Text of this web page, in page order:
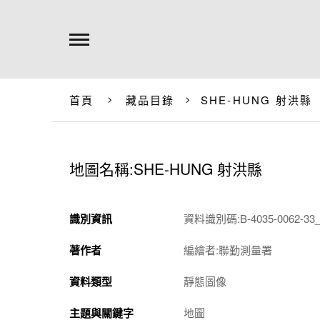
首頁 藏品目錄 SHE-HUNG 射洪縣
地圖名稱:SHE-HUNG 射洪縣
識別資訊 資料識別碼:B-4035-0062-
著作者 編繪者:聯勤測量署
資料類型 靜態圖像
主題與關鍵字 地圖